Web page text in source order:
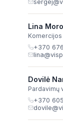
Lina
+370
Dovilė
Pardavimų
+370